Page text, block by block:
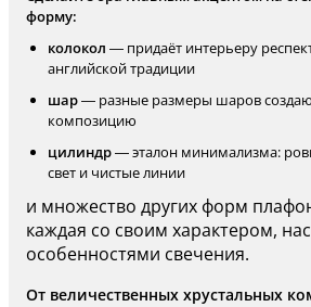
форму:
колокол — придаёт интерьеру
английской традиции
шар— разные размеры шаров
композицию
цилиндр— эталон минимализма:
свет и чистые линии
и множество других форм
каждая со своим характером,
особенностями свечения.
От величественных хрустальных